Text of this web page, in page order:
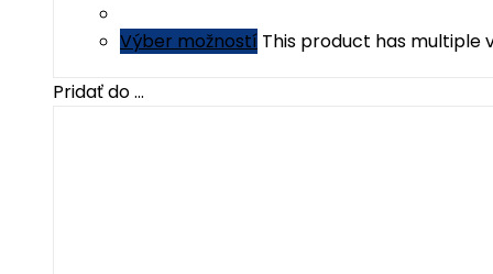
Výber možností This product has multiple
Pridať do ...